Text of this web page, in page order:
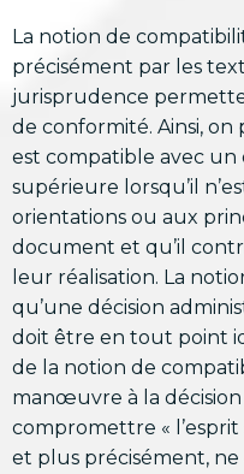
La notion de
précisément par les
jurisprudence
de conformité. Ainsi,
est compatible avec
supérieure lorsqu’il
orientations ou aux
document et qu’il
leur réalisation. La
qu’une décision
doit être en tout point
de la notion de
manœuvre à la
compromettre « l’esprit
et plus précisément,